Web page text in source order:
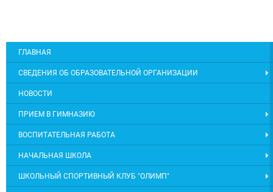
ГЛАВНАЯ
СВЕДЕНИЯ ОБ ОБРАЗОВАТЕЛЬНОЙ ОРГАНИЗАЦИИ
НОВОСТИ
ПРИЕМ В ГИМНАЗИЮ
ВОСПИТАТЕЛЬНАЯ РАБОТА
НАЧАЛЬНАЯ ШКОЛА
ШКОЛЬНЫЙ СПОРТИВНЫЙ КЛУБ "ОЛИМП"